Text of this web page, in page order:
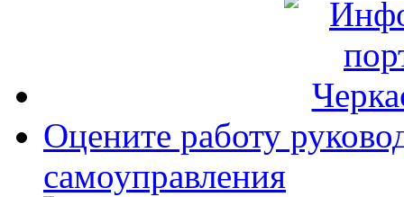
Оцените работу
самоуправления